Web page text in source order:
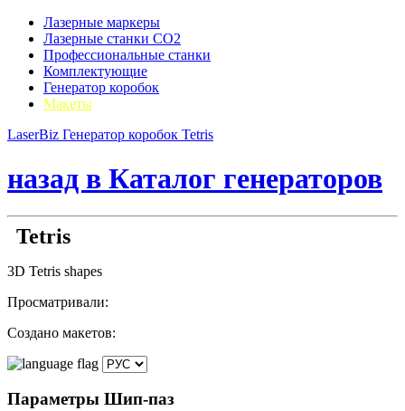
Лазерные маркеры
Лазерные станки CO2
Профессиональные станки
Комплектующие
Генератор коробок
Макеты
LaserBiz Генератор коробок Tetris
назад в Каталог генераторов
Tetris
3D Tetris shapes
Просматривали:
Создано макетов:
Параметры Шип-паз